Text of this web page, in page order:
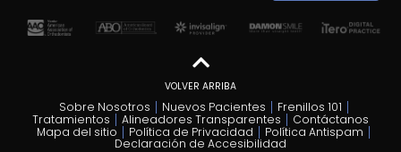
VOLVER ARRIBA
Sobre Nosotros Nuevos Pacientes
Frenillos 101
Tratamientos
Alineadores Transparentes
Contáctanos
Mapa del sitio
Política de Privacidad Política Antispam
Declaración de Accesibilidad